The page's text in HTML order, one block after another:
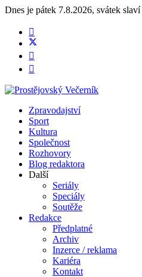
Dnes je pátek 7.8.2026, svátek slaví
Zpravodajství
Sport
Kultura
Společnost
Rozhovory
Blog redaktora
Další
Seriály
Speciály
Soutěže
Redakce
Předplatné
Archiv
Inzerce / reklama
Kariéra
Kontakt